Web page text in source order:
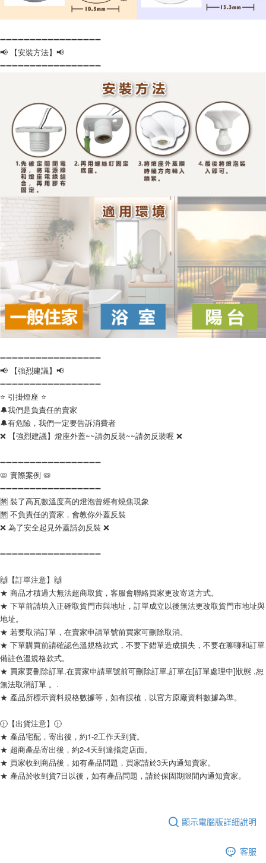
➖➖➖➖➖➖➖➖➖➖➖➖➖➖➖➖➖
📢 【安裝方法】📢
➖➖➖➖➖➖➖➖➖➖➖➖➖➖➖➖➖
➖➖➖➖➖➖➖➖➖➖➖➖➖➖➖➖➖
📢 【強烈建議】📢
➖➖➖➖➖➖➖➖➖➖➖➖➖➖➖➖➖
⭐ 引掛燈座 ⭐
🔔我們是負責任的賣家
🔔有危險，我們一定要告訴消費者
❌ 【強烈建議】燈座外蓋~~請勿反裝~~請勿反裝喔 ❌
➖➖➖➖➖➖➖➖➖➖➖➖➖➖➖➖➖
📛 實際案例 📛
➖➖➖➖➖➖➖➖➖➖➖➖➖➖➖➖➖
🈲 裝了高瓦數溫度高的燈泡曾經有燒焦現象
🈲 不負責任的賣家，會教你外蓋反裝
❌ 為了安全起見外蓋請勿反裝 ❌
➖➖➖➖➖➖➖➖➖➖➖➖➖➖➖➖➖
🙌【訂單注意】🙌
★ 商品才積過大無法超商取貨，客服會聯絡買家更改寄送方式。
★ 下單前請填入正確取貨門市與地址，訂單成立以後無法更改取貨門市地址與
地址。
★ 若要取消訂單，在賣家申請單號前買家可刪除取消。
★ 下單購買前請確認色溫規格款式，不要下錯單造成損失，不要在聊聊和訂單
備註色溫規格款式。
★ 買家要刪除訂單,在賣家申請單號前可刪除訂單,訂單在[訂單處理中]狀態 ,恕
無法取消訂單 。.
★ 產品所標示資料規格數據等，如有誤植，以官方原廠資料數據為準。
🕧【出貨注意】🕧
★ 產品宅配，寄出後，約1-2工作天到貨。
★ 超商產品寄出後，約2-4天到達指定店面。
★ 買家收到商品後，如有產品問題，買家請於3天內通知賣家。
★ 產品於收到貨7日以後，如有產品問題，請於保固期限間內通知賣家。
顯示電腦版詳細說明
客服